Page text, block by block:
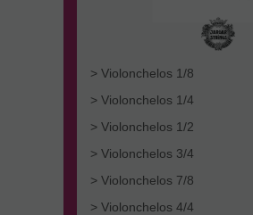
> Violonchelos 1/8
> Violonchelos 1/4
> Violonchelos 1/2
> Violonchelos 3/4
> Violonchelos 7/8
> Violonchelos 4/4